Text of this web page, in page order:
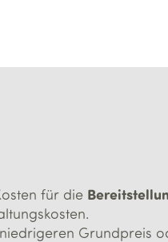
für die
Grundpreis